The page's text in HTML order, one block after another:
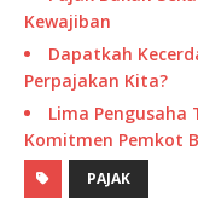
Kewajiban
Dapatkah
Perpajakan Kita?
Lima Pengusaha
Komitmen Pemkot
PAJAK